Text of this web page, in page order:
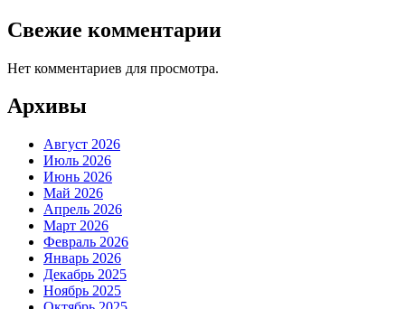
Свежие комментарии
Нет комментариев для просмотра.
Архивы
Август 2026
Июль 2026
Июнь 2026
Май 2026
Апрель 2026
Март 2026
Февраль 2026
Январь 2026
Декабрь 2025
Ноябрь 2025